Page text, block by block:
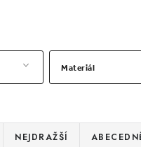
Materiál
NEJDRAŽŠÍ